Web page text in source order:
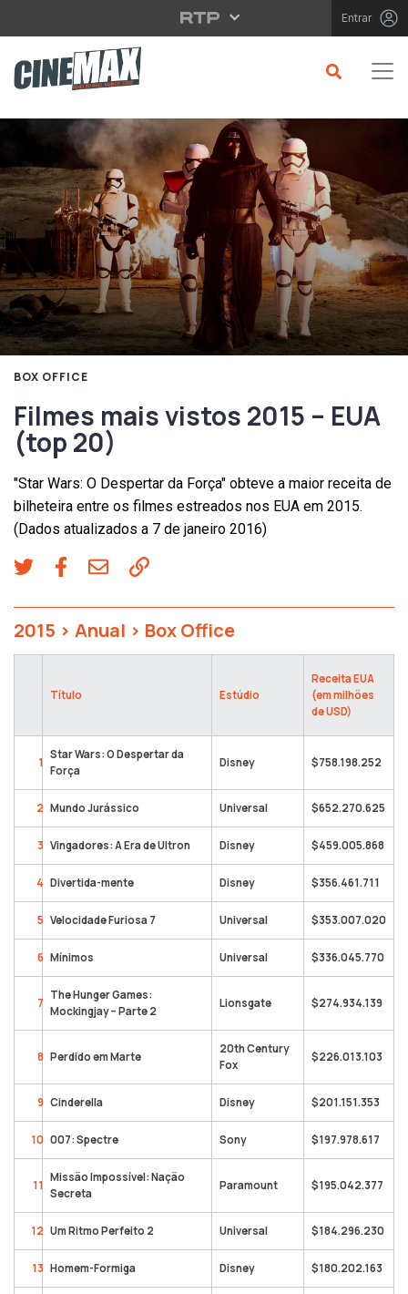
Saltar para o conteúdo principal Entrar
BOX OFFICE
Filmes mais vistos 2015 – EUA
(top 20)
"Star Wars: O Despertar da Força" obteve a maior receita de
bilheteira entre os filmes estreados nos EUA em 2015.
(Dados atualizados a 7 de janeiro 2016)
2015 > Anual > Box Office
Título Estúdio
Receita EUA
(em milhões
de USD)
1
Star Wars: O Despertar da
Força
Disney $758.198.252
2 Mundo Jurássico Universal $652.270.625
3 Vingadores: A Era de Ultron Disney $459.005.868
4 Divertida-mente Disney $356.461.711
5 Velocidade Furiosa 7 Universal $353.007.020
6 Mínimos Universal $336.045.770
7
The Hunger Games:
Mockingjay – Parte 2
Lionsgate $274.934.139
8 Perdido em Marte
20th Century
Fox
$226.013.103
9 Cinderella Disney $201.151.353
10 007: Spectre Sony $197.978.617
11
Missão Impossível: Nação
Secreta
Paramount $195.042.377
12 Um Ritmo Perfeito 2 Universal $184.296.230
13 Homem-Formiga Disney $180.202.163